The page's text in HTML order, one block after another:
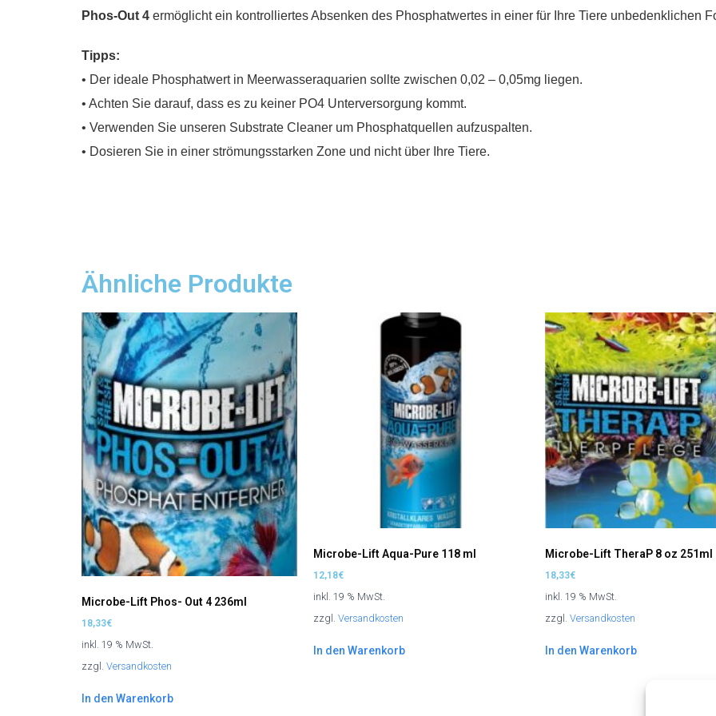
Phos-Out 4 ermöglicht ein kontrolliertes Absenken des Phosphatwertes in einer für Ihre Tiere unbedenklichen
Tipps:
• Der ideale Phosphatwert in Meerwasseraquarien sollte zwischen 0,02 – 0,05mg liegen.
• Achten Sie darauf, dass es zu keiner PO4 Unterversorgung kommt.
• Verwenden Sie unseren Substrate Cleaner um Phosphatquellen aufzuspalten.
• Dosieren Sie in einer strömungsstarken Zone und nicht über Ihre Tiere.
Ähnliche Produkte
Microbe-Lift Phos- Out 4 236ml
18,33€
inkl. 19 % MwSt.
zzgl. Versandkosten
In den Warenkorb
Microbe-Lift Aqua-Pure 118 ml
12,18€
inkl. 19 % MwSt.
zzgl. Versandkosten
In den Warenkorb
Microbe-Lift TheraP 8 oz 251ml
18,33€
inkl. 19 % MwSt.
zzgl. Versandkosten
In den Warenkorb